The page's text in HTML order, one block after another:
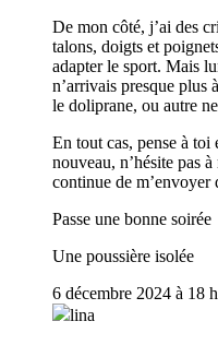
De mon côté, j’ai des
talons, doigts et
adapter le sport. Mais
n’arrivais presque plus
le doliprane, ou autre
En tout cas, pense à
nouveau, n’hésite pas
continue de m’envoyer
Passe une bonne soirée
Une poussière isolée
6 décembre 2024 à 18
lina